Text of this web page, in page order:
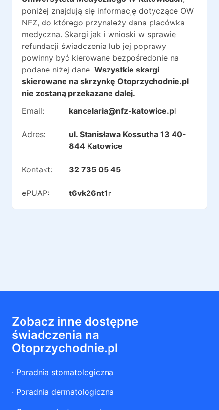
poniżej znajdują się informację dotyczące OW
NFZ, do którego przynależy dana placówka
medyczna. Skargi jak i wnioski w sprawie
refundacji świadczenia lub jej poprawy
powinny być kierowane bezpośredonie na
podane niżej dane. Wszystkie skargi
skierowane na skrzynkę Otoprzychodnie.pl
nie zostaną przekazane dalej.
Email:
kancelaria@nfz-katowice.pl
Adres:
ul. Stanisława Kossutha 13 40-
844 Katowice
Kontakt: 32 735 05 45
ePUAP: t6vk26nt1r
Zobacz inne dostępne
świadczenia na
Otoprzychodnie.pl
· Poradnia stomatologiczna
· Poradnia dermatologiczna